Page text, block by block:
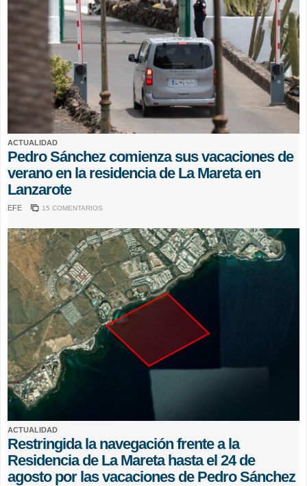
ACTUALIDAD
Pedro Sánchez comienza sus vacaciones de
verano en la residencia de La Mareta en
Lanzarote
EFE 15 COMENTARIOS
ACTUALIDAD
Restringida la navegación frente a la
Residencia de La Mareta hasta el 24 de
agosto por las vacaciones de Pedro Sánchez